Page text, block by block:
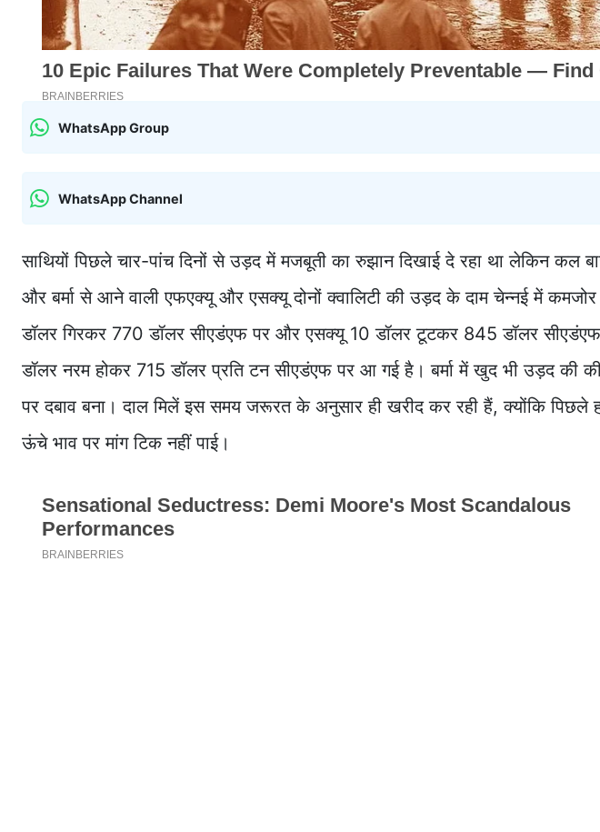
WhatsApp Group
WhatsApp Channel
साथियों पिछले चार-पांच दिनों से उड़द में मजबूती का रुझान दिखाई दे रहा था लेकिन कल
और बर्मा से आने वाली एफएक्यू और एसक्यू दोनों क्वालिटी की उड़द के दाम चेन्नई में
डॉलर गिरकर 770 डॉलर सीएडंएफ पर और एसक्यू 10 डॉलर टूटकर 845 डॉलर
डॉलर नरम होकर 715 डॉलर प्रति टन सीएडंएफ पर आ गई है। बर्मा में खुद भी उड़द की
पर दबाव बना। दाल मिलें इस समय जरूरत के अनुसार ही खरीद कर रही हैं, क्योंकि पिछले
ऊंचे भाव पर मांग टिक नहीं पाई।